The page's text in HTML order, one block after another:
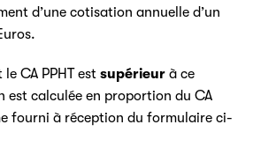
d’une cotisation annuelle d’un
CA PPHT est supérieur à ce
calculée en proportion du CA
fourni à réception du formulaire ci-